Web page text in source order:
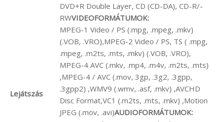
Lejátszás
DVD+R Double Layer, CD (CD-DA), CD-R/-
RWVIDEOFORMÁTUMOK:
MPEG-1 Video / PS (.mpg, .mpeg, .mkv)
(.VOB, .VRO),MPEG-2 Video / PS, TS ( .mpg,
.mpeg, .m2ts, .mts, .mkv) (.VOB, .VRO),
MPEG-4 AVC (.mkv, .mp4, .m4v, .m2ts, .mts)
,MPEG-4 / AVC (.mov, 3gp, .3g2, .3gpp,
.3gpp2) ,WMV9 (.wmv, .asf, .mkv) ,AVCHD
Disc Format,VC1 (.m2ts, .mts, .mkv) ,Motion
JPEG (.mov, .avi)AUDIOFORMÁTUMOK: